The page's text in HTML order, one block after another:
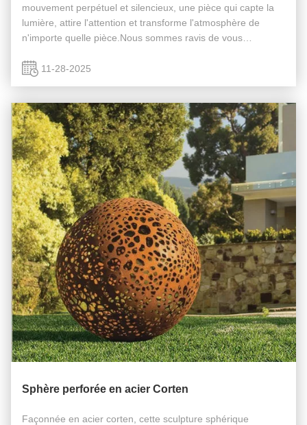
mouvement perpétuel et silencieux, une pièce qui capte la
lumière, attire l'attention et transforme l'atmosphère de
n'importe quelle pièce.Nous sommes ravis de vous
sculptures cinétiques, une ...
11-28-2025
Sphère perforée en acier Corten
Façonnée en acier corten, cette sculpture sphérique